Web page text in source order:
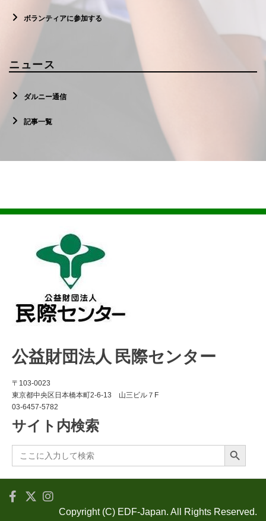
ボランティアに参加する
ニュース
ダルニー通信
記事一覧
公益財団法人 民際センター
〒103-0023
東京都中央区日本橋本町2-6-13 山三ビル７F
03-6457-5782
サイト内検索
Search
for:
Search Button
Copyright (C) EDF-Japan. All Rights Reserved.